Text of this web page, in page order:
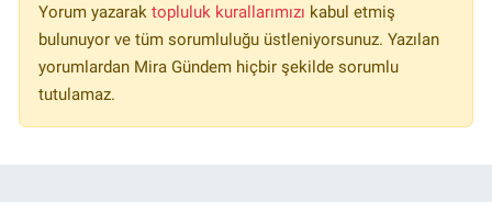
Yorum yazarak topluluk kurallarımızı kabul etmiş
bulunuyor ve tüm sorumluluğu üstleniyorsunuz. Yazılan
yorumlardan Mira Gündem hiçbir şekilde sorumlu
tutulamaz.